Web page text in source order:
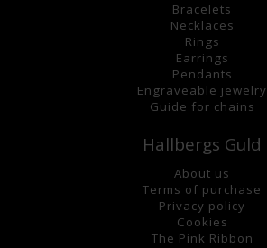
Bracelets
Necklaces
Rings
Earrings
Pendants
Engraveable jewelry
Guide for chains
Hallbergs Guld
About us
Terms of purchase
Privacy policy
Cookies
The Pink Ribbon